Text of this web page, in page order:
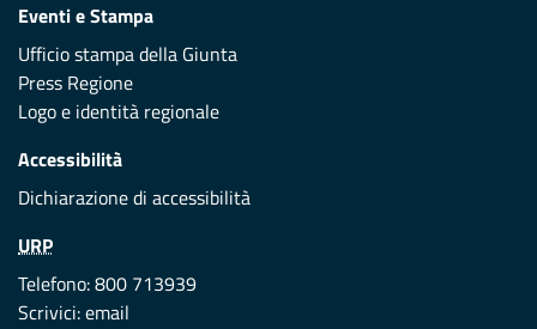
Eventi e Stampa
Ufficio stampa della Giunta
Press Regione
Logo e identità regionale
Accessibilità
Dichiarazione di accessibilità
URP
Telefono: 800 713939
Scrivici:email